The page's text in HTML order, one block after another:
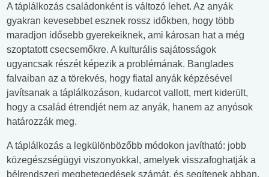
A táplálkozás családonként is változó lehet. Az anyák
gyakran kevesebbet esznek rossz időkben, hogy több
maradjon idősebb gyerekeiknek, ami károsan hat a még
szoptatott csecsemőkre. A kulturális sajátosságok
ugyancsak részét képezik a problémának. Banglades
falvaiban az a törekvés, hogy fiatal anyák képzésével
javítsanak a táplálkozáson, kudarcot vallott, mert kiderült,
hogy a család étrendjét nem az anyák, hanem az anyósok
határozzák meg.
A táplálkozás a legkülönbözőbb módokon javítható: jobb
közegészségügyi viszonyokkal, amelyek visszafoghatják a
bélrendszeri megbetegedések számát, és segítenek abban,